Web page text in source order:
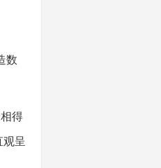
数
得
观呈